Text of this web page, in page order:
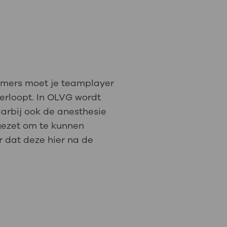
moet je teamplayer
In OLVG wordt
ook de anesthesie
om te kunnen
dat deze hier na de